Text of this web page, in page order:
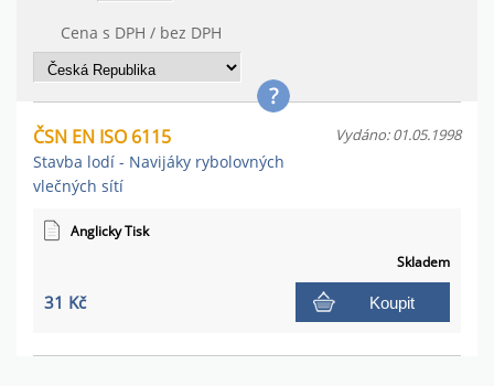
Cena s DPH / bez DPH
ČSN EN ISO 6115
Stavba lodí - Navijáky rybolovných
vlečných sítí
Vydáno: 01.05.1998
Anglicky Tisk
Skladem
31 Kč Koupit